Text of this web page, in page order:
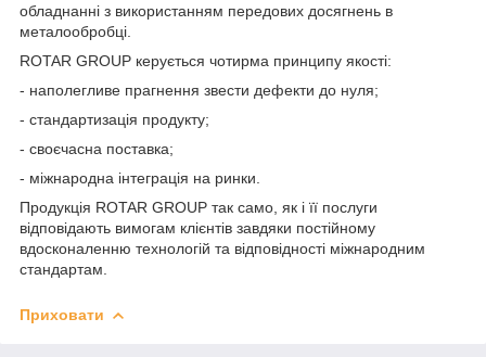
обладнанні з використанням передових досягнень в
металообробці.
ROTAR GROUP керується чотирма принципу якості:
- наполегливе прагнення звести дефекти до нуля;
- стандартизація продукту;
- своєчасна поставка;
- міжнародна інтеграція на ринки.
Продукція ROTAR GROUP так само, як і її послуги
відповідають вимогам клієнтів завдяки постійному
вдосконаленню технологій та відповідності міжнародним
стандартам.
Приховати